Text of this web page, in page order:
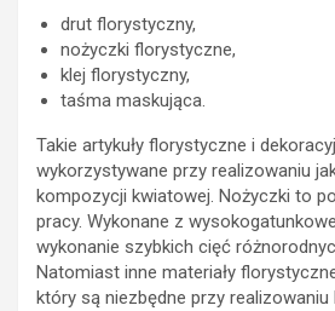
drut florystyczny,
nożyczki florystyczne,
klej florystyczny,
taśma maskująca.
Takie artykuły florystyczne i
wykorzystywane przy realizowaniu
kompozycji kwiatowej. Nożyczki to
pracy. Wykonane z
wykonanie szybkich cięć
Natomiast inne materiały
który są niezbędne przy